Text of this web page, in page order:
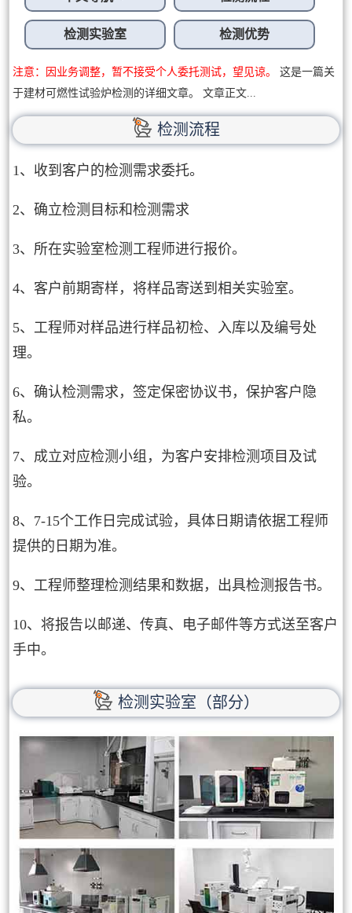
检测实验室 检测优势
注意：因业务调整，暂不接受个人委托测试，望见谅。
这是一篇关
于建材可燃性试验炉检测的详细文章。 文章正文...
检测流程
1、收到客户的检测需求委托。
2、确立检测目标和检测需求
3、所在实验室检测工程师进行报价。
4、客户前期寄样，将样品寄送到相关实验室。
5、工程师对样品进行样品初检、入库以及编号处
理。
6、确认检测需求，签定保密协议书，保护客户隐
私。
7、成立对应检测小组，为客户安排检测项目及试
验。
8、7-15个工作日完成试验，具体日期请依据工程师
提供的日期为准。
9、工程师整理检测结果和数据，出具检测报告书。
10、将报告以邮递、传真、电子邮件等方式送至客户
手中。
检测实验室（部分）